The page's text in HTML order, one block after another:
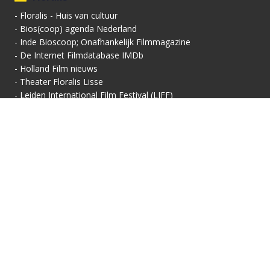
- Floralis - Huis van cultuur
- Bios(coop) agenda Nederland
- Inde Bioscoop; Onafhankelijk Filmmagazine
- De Internet Filmdatabase IMDb
- Holland Film nieuws
- Theater Floralis Lisse
- Leiden International Film Festival (LIFF)